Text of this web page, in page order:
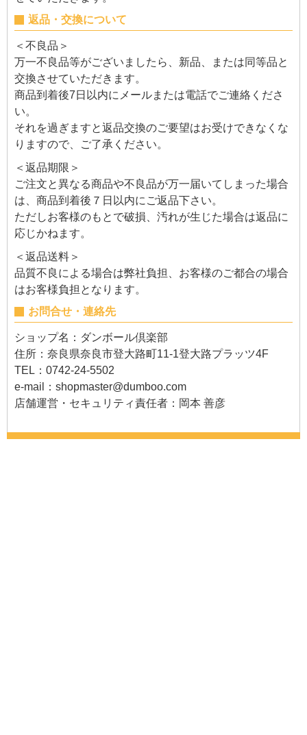
返品・交換について
＜不良品＞
万一不良品等がございましたら、新品、または同等品と
交換させていただきます。
商品到着後7日以内にメールまたは電話でご連絡くださ
い。
それを過ぎますと返品交換のご要望はお受けできなくな
りますので、ご了承ください。
＜返品期限＞
ご注文と異なる商品や不良品が万一届いてしまった場合
は、商品到着後７日以内にご返品下さい。
ただしお客様のもとで破損、汚れが生じた場合は返品に
応じかねます。
＜返品送料＞
品質不良による場合は弊社負担、お客様のご都合の場合
はお客様負担となります。
お問合せ・連絡先
ショップ名：ダンボール倶楽部
住所：奈良県奈良市登大路町11-1登大路プラッツ4F
TEL：0742-24-5502
e-mail： shopmaster@dumboo.com
店舗運営・セキュリティ責任者：岡本 善彦